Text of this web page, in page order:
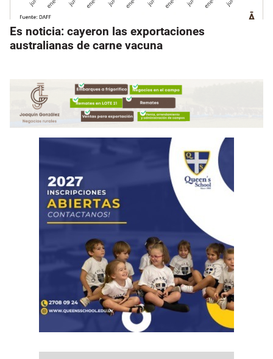
Es noticia: cayeron las exportaciones
australianas de carne vacuna